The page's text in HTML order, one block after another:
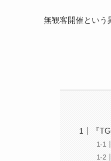
無観客開催という
『